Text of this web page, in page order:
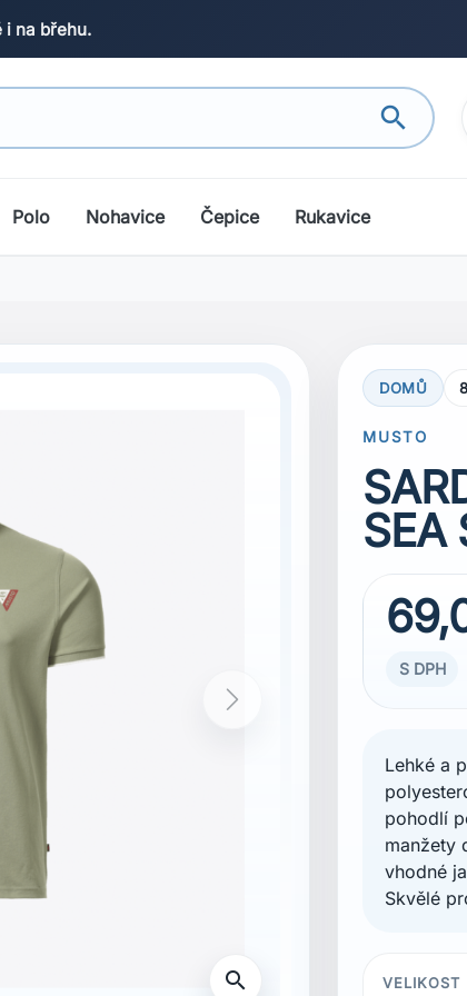
na břehu.
search
Polo Nohavice Čepice Rukavice
Next
search
DOMŮ
MUSTO
SEA
S DPH
Lehké a
pohodlí
manžety
vhodné
Skvělé
VELIKOST